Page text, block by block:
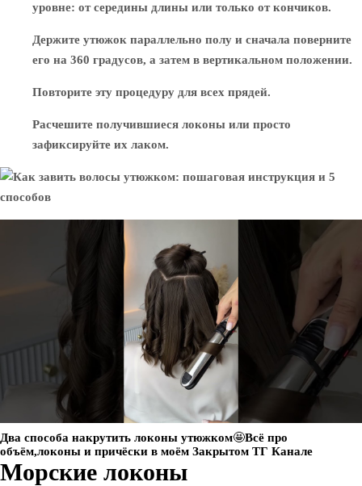
уровне: от середины длины или только от кончиков.
Держите утюжок параллельно полу и сначала поверните
его на 360 градусов, а затем в вертикальном положении.
Повторите эту процедуру для всех прядей.
Расчешите получившиеся локоны или просто
зафиксируйте их лаком.
Два способа накрутить локоны утюжком🤩Всё про
объём,локоны и причёски в моём Закрытом ТГ Канале
Морские локоны